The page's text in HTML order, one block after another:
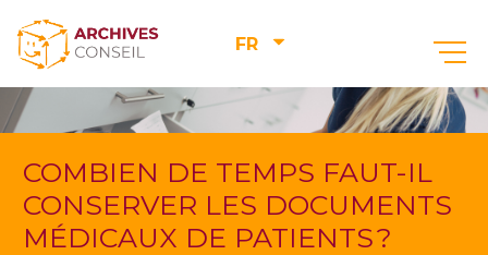
FR
COMBIEN DE TEMPS FAUT-IL
CONSERVER LES DOCUMENTS
MÉDICAUX DE PATIENTS ?